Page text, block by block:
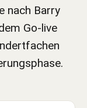
nach Barry
Go-live